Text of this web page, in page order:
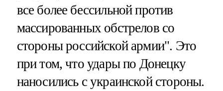
все более бессильной против
массированных обстрелов со
стороны российской армии". Это
при том, что удары по Донецку
наносились с украинской стороны.